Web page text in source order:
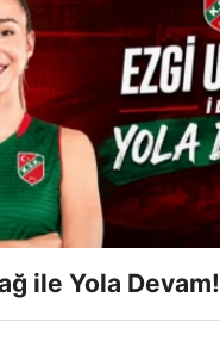
ile Yola Devam!